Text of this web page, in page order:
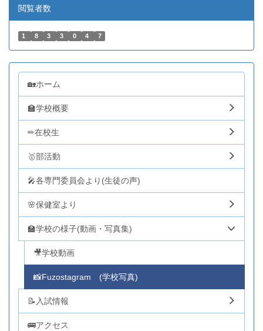
閲覧者数
1 8 3 3 0 4 7
🏡ホーム
🏫学校概要
✏在校生
🥇部活動
🎤各専門委員会より(生徒の声)
🌸保健室より
🏫学校の様子(動画・写真集)
🎥学校動画
📸Fuzostagram (学校写真)
📝入試情報
🚌アクセス